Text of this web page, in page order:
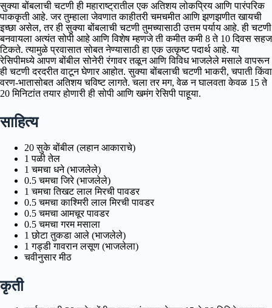
सुक्या बोंबलाची चटणी ही महाराष्ट्रातील एक अतिशय लोकप्रिय आणि पारंपरिक
पाककृती आहे. जर तुम्हाला जेवणात काहीतरी चमचमीत आणि झणझणीत खायची
इच्छा असेल, तर ही सुक्या बोंबलाची चटणी तुमच्यासाठी उत्तम पर्याय आहे. ही चटणी
बनवायला अत्यंत सोपी आहे आणि विशेष म्हणजे ती कमीत कमी 8 ते 10 दिवस सहज
टिकते. त्यामुळे प्रवासात सोबत नेण्यासाठी हा एक उत्कृष्ट पदार्थ आहे. या
रेसिपीमध्ये आपण बोंबील सोनेरी रंगावर तळून आणि विविध भाजलेले मसाले वापरून
ही चटणी दरदरीत वाटून घेणार आहोत. सुक्या बोंबलाची चटणी भाकरी, चपाती किंवा
वरण-भातासोबत अतिशय चविष्ट लागते. चला तर मग, वेळ न घालवता केवळ 15 ते
20 मिनिटांत तयार होणारी ही सोपी आणि खमंग रेसिपी पाहूया.
साहित्य
20 सुके बोंबील (लहान आकाराचे)
1 पळी तेल
1 चमचा धने (भाजलेले)
0.5 चमचा जिरे (भाजलेले)
1 चमचा तिखट लाल मिरची पावडर
0.5 चमचा काश्मिरी लाल मिरची पावडर
0.5 चमचा आमचूर पावडर
0.5 चमचा गरम मसाला
1 छोटा तुकडा आले (भाजलेले)
1 गड्डी गावरान लसूण (भाजलेला)
चवीनुसार मीठ
कृती